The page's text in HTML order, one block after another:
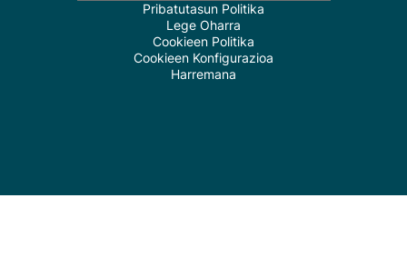
Pribatutasun Politika
Lege Oharra
Cookieen Politika
Cookieen Konfigurazioa
Harremana